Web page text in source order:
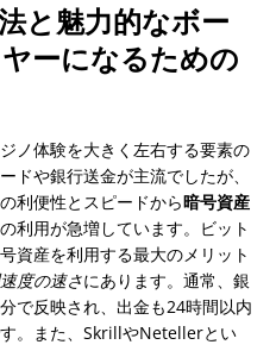
と魅力的なボー
ーになるための
ノ体験を大きく左右する要素の
ドや銀行送金が主流でしたが、
利便性とスピードから暗号資産
の利用が急増しています。ビット
資産を利用する最大のメリット
度の速さにあります。通常、銀
で反映され、出金も24時間以内
。また、SkrillやNetellerとい